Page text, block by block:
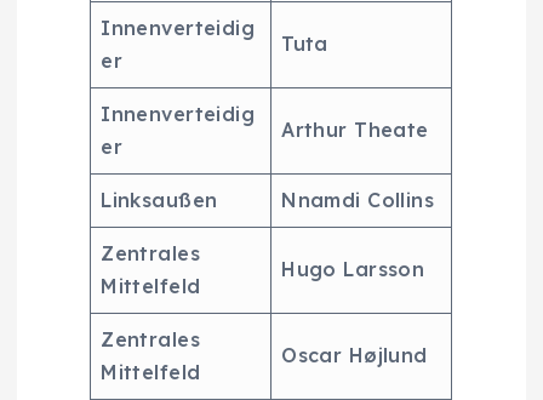
Innenverteidig
er
Tuta
Innenverteidig
er
Arthur Theate
Linksaußen Nnamdi Collins
Zentrales
Mittelfeld
Hugo Larsson
Zentrales
Mittelfeld
Oscar Højlund